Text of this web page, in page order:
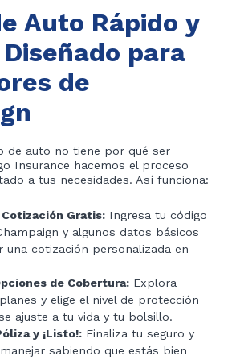
Auto Rápido y
para
de
de auto no tiene por qué ser
Insurance hacemos el proceso
a tus necesidades. Así funciona:
Gratis: Ingresa tu código
y algunos datos básicos
una cotización personalizada en
de Cobertura: Explora
y elige el nivel de protección
ajuste a tu vida y tu bolsillo.
y ¡Listo!: Finaliza tu seguro y
sabiendo que estás bien